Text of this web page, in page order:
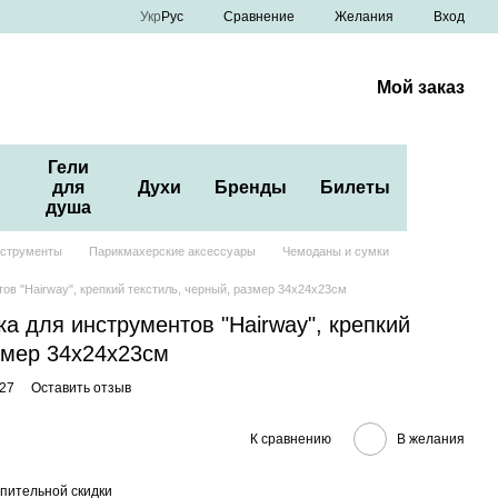
Укр Рус Сравнение Желания Вход
Мой заказ
Гели
для
душа
Духи Бренды Билеты
Парикмахерские аксессуары Чемоданы и сумки
"Hairway", крепкий текстиль, черный, размер 34х24х23см
для инструментов "Hairway", крепкий
34х24х23см
Оставить отзыв
К сравнению В желания
скидки